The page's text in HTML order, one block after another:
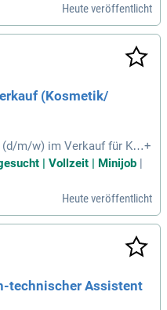
Sonderurlaub. Flexibilität
Sie von Freizeitausgleich
Vorteile wie betriebliche
Corporate Benefits. Nutzen
und intern
Heute veröffentlicht
(Kosmetik/
m/w) im Verkauf für Ko
Basis (603-Euro). Start
Ihre Aufgabe
Zudem sind Sie für die
und Verkaufsaktionen ver
Erfahrung im Einzelha
mit. Wenn Sie Verka
und Begeisterungsfähigkei
wir uns auf Ihre Be
+
| Vollzeit | Minijob |
Heute veröffentlicht
technischer Assistent